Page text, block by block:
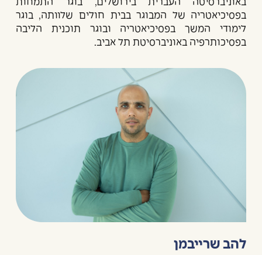
באוניברסיטה העברית בירושלים, בוגר התמחות
בפסיכיאטריה של המבוגר בבית חולים שלוותה, בוגר
לימודי המשך בפסיכיאטריה ובוגר תוכנית הליבה
בפסיכותרפיה באוניברסיטת תל אביב.
להב שרייבמן